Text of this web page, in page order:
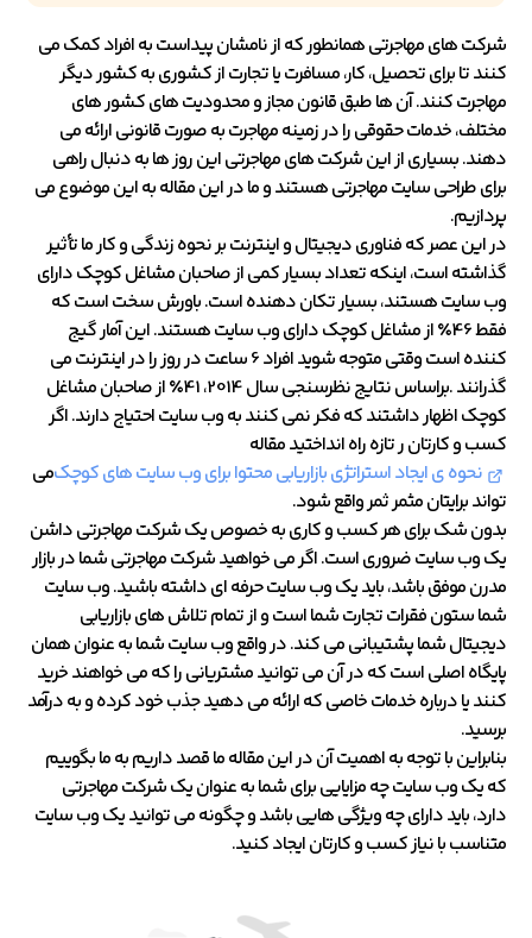
شرکت های مهاجرتی همانطور که از نامشان پیداست به افراد کمک می
کنند تا برای تحصیل، کار، مسافرت یا تجارت از کشوری به کشور دیگر
مهاجرت کنند. آن ها طبق قانون مجاز و محدودیت های کشور های
مختلف، خدمات حقوقی را در زمینه مهاجرت به صورت قانونی ارائه می
دهند. بسیاری از این شرکت های مهاجرتی این روز ها به دنبال راهی
برای طراحی سایت مهاجرتی هستند و ما در این مقاله به این موضوع می
پردازیم.
در این عصر که فناوری دیجیتال و اینترنت بر نحوه زندگی و کار ما تأثیر
گذاشته است، اینکه تعداد بسیار کمی از صاحبان مشاغل کوچک دارای
وب سایت هستند، بسیار تکان دهنده است. باورش سخت است که
فقط 46٪ از مشاغل کوچک دارای وب سایت هستند. این آمار گیج
کننده است وقتی متوجه شوید افراد 6 ساعت در روز را در اینترنت می
گذرانند .براساس نتایج نظرسنجی سال 2014، 41٪ از صاحبان مشاغل
کوچک اظهار داشتند که فکر نمی کنند به وب سایت احتیاج دارند. اگر
کسب و کارتان ر تازه راه انداختید مقاله
نحوه ی ایجاد استراتژی بازاریابی محتوا برای وب سایت های کوچکمی
تواند برایتان مثمر ثمر واقع شود.
بدون شک برای هر کسب و کاری به خصوص یک شرکت مهاجرتی داشن
یک وب سایت ضروری است. اگر می خواهید شرکت مهاجرتی شما در بازار
مدرن موفق باشد، باید یک وب سایت حرفه ای داشته باشید. وب سایت
شما ستون فقرات تجارت شما است و از تمام تلاش های بازاریابی
دیجیتال شما پشتیبانی می کند. در واقع وب سایت شما به عنوان همان
پایگاه اصلی است که در آن می توانید مشتریانی را که می خواهند خرید
کنند یا درباره خدمات خاصی که ارائه می دهید جذب خود کرده و به درآمد
برسید.
بنابراین با توجه به اهمیت آن در این مقاله ما قصد داریم به ما بگوییم
که یک وب سایت چه مزایایی برای شما به عنوان یک شرکت مهاجرتی
دارد، باید دارای چه ویژگی هایی باشد و چگونه می توانید یک وب سایت
متناسب با نیاز کسب و کارتان ایجاد کنید.